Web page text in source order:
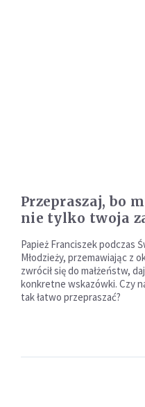
Przepraszaj, bo
nie tylko twoja
Papież Franciszek podczas
Młodzieży, przemawiając z
zwrócił się do małżeństw,
konkretne wskazówki. Czy
tak łatwo przepraszać?